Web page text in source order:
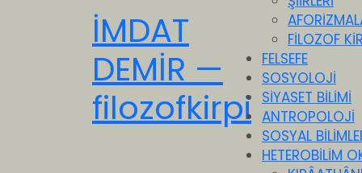
İMDAT
DEMİR —
filozofkirpi
FİLOZOF
FELSEFE
SOSYOLOJİ
SİYASET BİLİMİ
ANTROPOLOJİ
SOSYAL
HETEROBİLİM